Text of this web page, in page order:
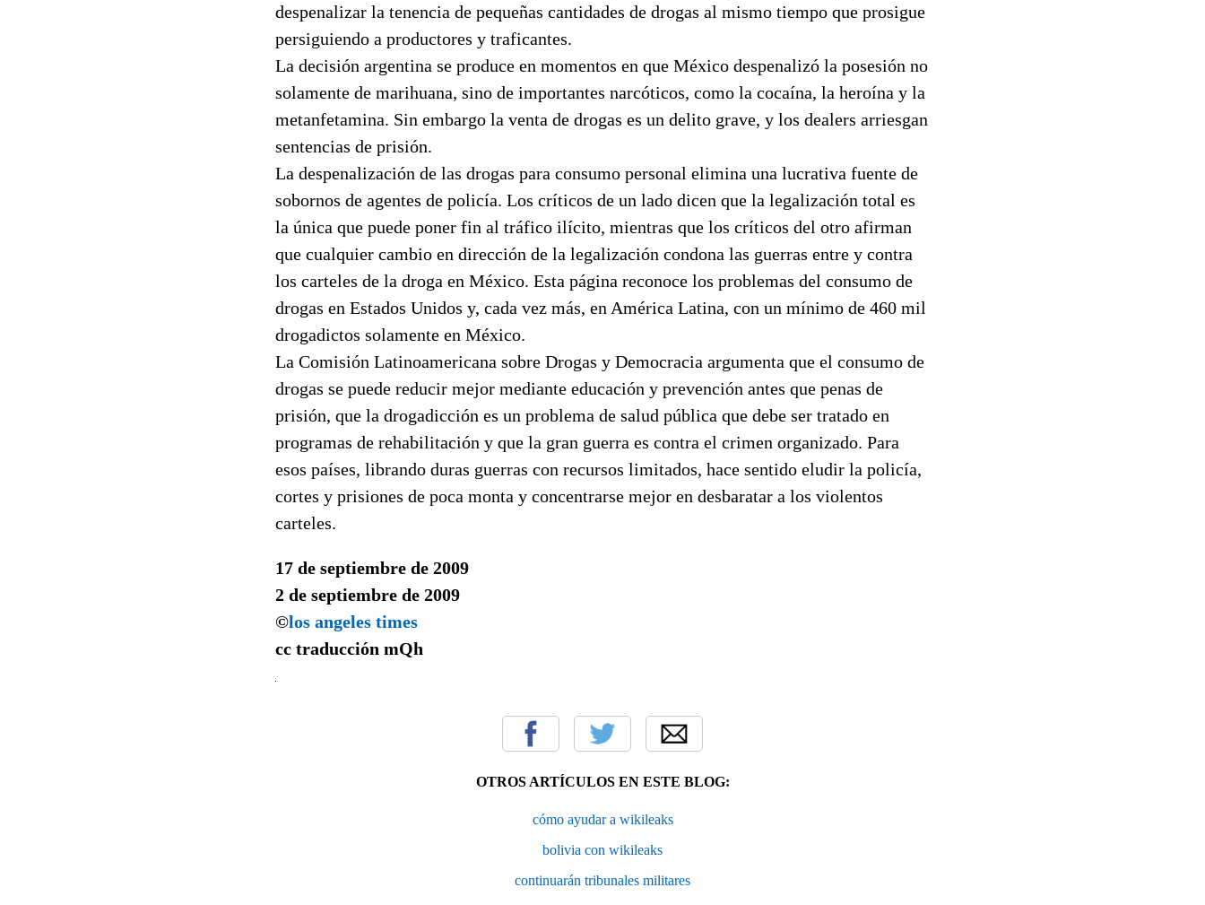
despenalizar la tenencia de pequeñas cantidades de drogas al mismo tiempo que prosigue
persiguiendo a productores y traficantes.
La decisión argentina se produce en momentos en que México despenalizó la posesión no
solamente de marihuana, sino de importantes narcóticos, como la cocaína, la heroína y la
metanfetamina. Sin embargo la venta de drogas es un delito grave, y los dealers arriesgan
sentencias de prisión.
La despenalización de las drogas para consumo personal elimina una lucrativa fuente de
sobornos de agentes de policía. Los críticos de un lado dicen que la legalización total es
la única que puede poner fin al tráfico ilícito, mientras que los críticos del otro afirman
que cualquier cambio en dirección de la legalización condona las guerras entre y contra
los carteles de la droga en México. Esta página reconoce los problemas del consumo de
drogas en Estados Unidos y, cada vez más, en América Latina, con un mínimo de 460 mil
drogadictos solamente en México.
La Comisión Latinoamericana sobre Drogas y Democracia argumenta que el consumo de
drogas se puede reducir mejor mediante educación y prevención antes que penas de
prisión, que la drogadicción es un problema de salud pública que debe ser tratado en
programas de rehabilitación y que la gran guerra es contra el crimen organizado. Para
esos países, librando duras guerras con recursos limitados, hace sentido eludir la policía,
cortes y prisiones de poca monta y concentrarse mejor en desbaratar a los violentos
carteles.
17 de septiembre de 2009
2 de septiembre de 2009
©los angeles times
cc traducción mQh
OTROS ARTÍCULOS EN ESTE BLOG:
cómo ayudar a wikileaks
bolivia con wikileaks
continuarán tribunales militares